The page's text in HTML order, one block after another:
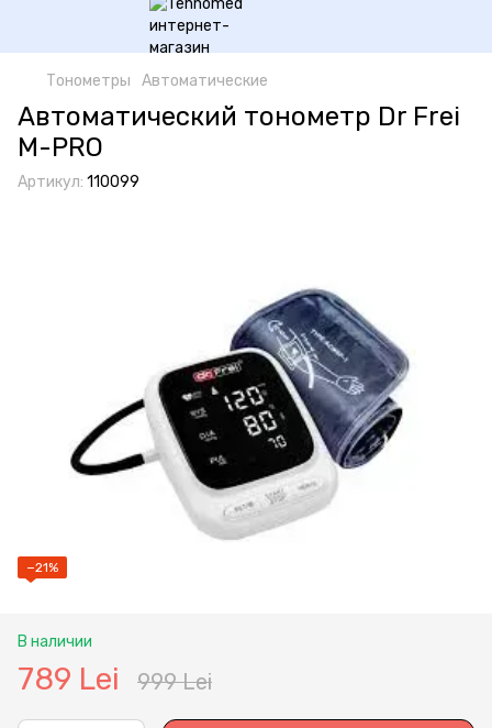
Тонометры Автоматические
Автоматический тонометр Dr Frei
M-PRO
Артикул: 110099
−21%
В наличии
789 Lei 999 Lei